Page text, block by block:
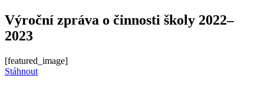
Výroční zpráva o činnosti školy 2022–
2023
[featured_image]
Stáhnout